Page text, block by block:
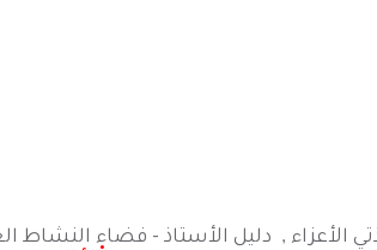
الأعزاء , دليل الأستاذ - فضاء